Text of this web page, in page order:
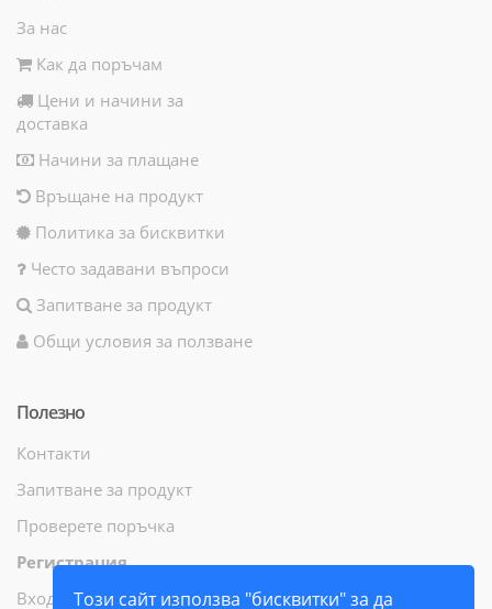
Този сайт използва "бисквитки" за да
За нас
Как да поръчам
Цени и начини за
доставка
Начини за плащане
Връщане на продукт
Политика за бисквитки
Често задавани въпроси
Запитване за продукт
Общи условия за ползване
Полезно
Контакти
Запитване за продукт
Проверете поръчка
Регистрация
Вход